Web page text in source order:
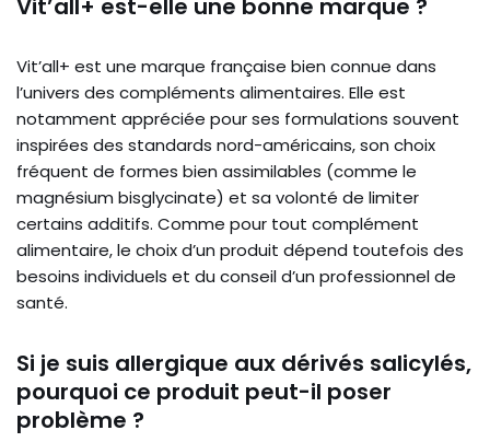
Vit’all+ est-elle une bonne marque ?
Vit’all+ est une marque française bien connue dans
l’univers des compléments alimentaires. Elle est
notamment appréciée pour ses formulations souvent
inspirées des standards nord-américains, son choix
fréquent de formes bien assimilables (comme le
magnésium bisglycinate) et sa volonté de limiter
certains additifs. Comme pour tout complément
alimentaire, le choix d’un produit dépend toutefois des
besoins individuels et du conseil d’un professionnel de
santé.
Si je suis allergique aux dérivés salicylés,
pourquoi ce produit peut-il poser
problème ?